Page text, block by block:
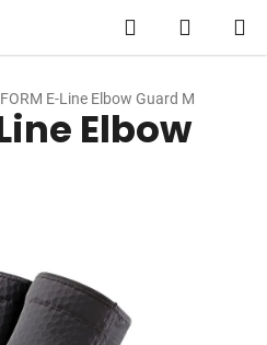
Hledat
KOŠÍK
E-Line Elbow Guard M
Elbow